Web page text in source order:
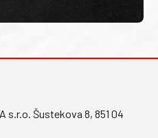
s.r.o. Šustekova 8, 851 04